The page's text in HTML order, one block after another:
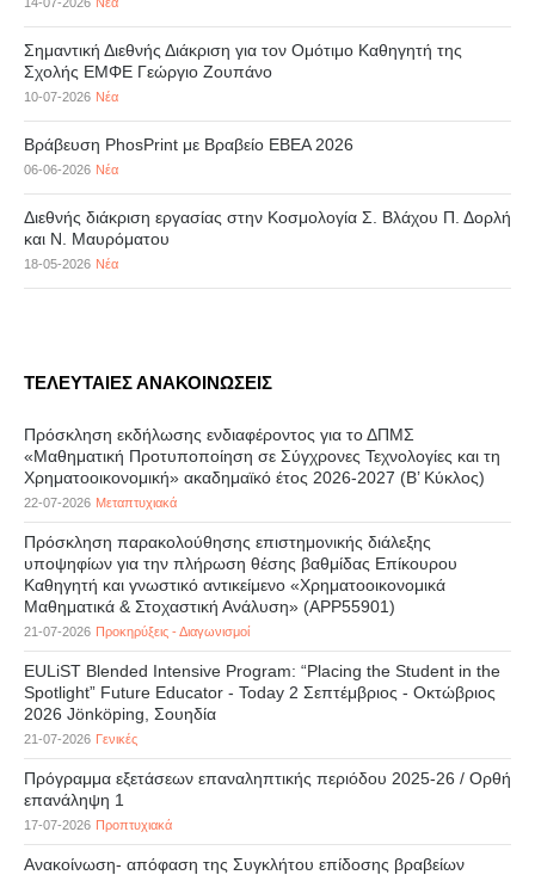
Σημαντική Διεθνής Διάκριση για τον Ομότιμο Καθηγητή της
Σχολής ΕΜΦΕ Γεώργιο Ζουπάνο
10-07-2026 Νέα
Βράβευση PhosPrint με Βραβείο ΕΒΕΑ 2026
06-06-2026 Νέα
Διεθνής διάκριση εργασίας στην Κοσμολογία Σ. Βλάχου Π. Δορλή
και Ν. Μαυρόματου
18-05-2026 Νέα
ΤΕΛΕΥΤΑΙΕΣ ΑΝΑΚΟΙΝΩΣΕΙΣ
Πρόσκληση εκδήλωσης ενδιαφέροντος για το ΔΠΜΣ
«Μαθηματική Προτυποποίηση σε Σύγχρονες Τεχνολογίες και τη
Χρηματοοικονομική» ακαδημαϊκό έτος 2026-2027 (B’ Kύκλος)
22-07-2026 Μεταπτυχιακά
Πρόσκληση παρακολούθησης επιστημονικής διάλεξης
υποψηφίων για την πλήρωση θέσης βαθμίδας Επίκουρου
Καθηγητή και γνωστικό αντικείμενο «Χρηματοοικονομικά
Μαθηματικά & Στοχαστική Ανάλυση» (APP55901)
21-07-2026 Προκηρύξεις - Διαγωνισμοί
EULiST Blended Intensive Program: “Placing the Student in the
Spotlight” Future Educator - Today 2 Σεπτέμβριος - Οκτώβριος
2026 Jönköping, Σουηδία
21-07-2026 Γενικές
Πρόγραμμα εξετάσεων επαναληπτικής περιόδου 2025-26 / Ορθή
επανάληψη 1
17-07-2026 Προπτυχιακά
Ανακοίνωση- απόφαση της Συγκλήτου επίδοσης βραβείων